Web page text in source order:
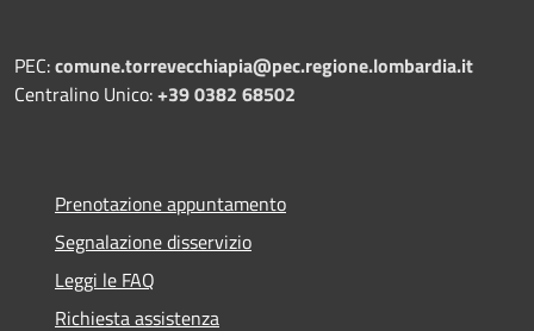
PEC:comune.torrevecchiapia@pec.regione.lombardia.it
Centralino Unico:+39 0382 68502
Prenotazione appuntamento
Segnalazione disservizio
Leggi le FAQ
Richiesta assistenza